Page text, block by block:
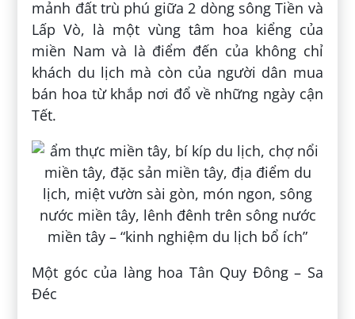
mảnh đất trù phú giữa 2 dòng sông Tiền và
Lấp Vò, là một vùng tâm hoa kiểng của
miền Nam và là điểm đến của không chỉ
khách du lịch mà còn của người dân mua
bán hoa từ khắp nơi đổ về những ngày cận
Tết.
Một góc của làng hoa Tân Quy Đông – Sa
Đéc